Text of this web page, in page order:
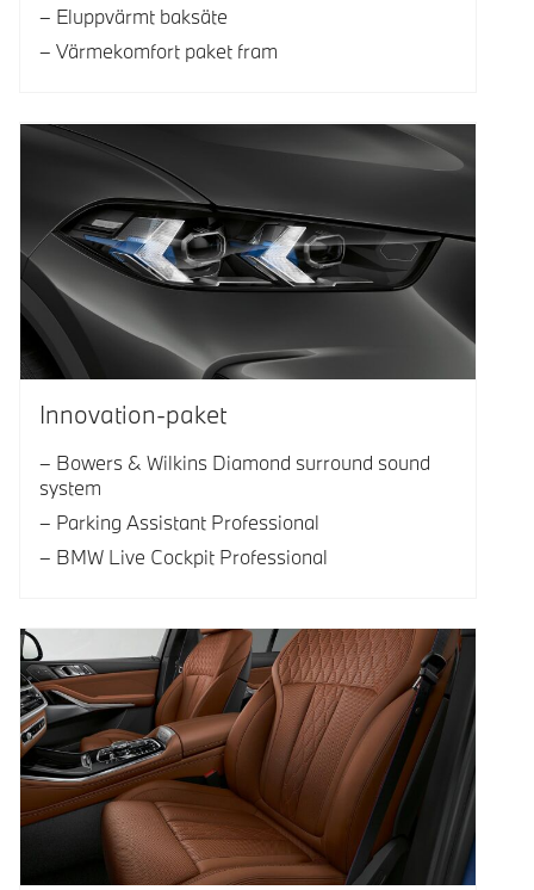
Eluppvärmt baksäte
Värmekomfort paket fram
Innovation-paket
Bowers & Wilkins Diamond surround sound
system
Parking Assistant Professional
BMW Live Cockpit Professional